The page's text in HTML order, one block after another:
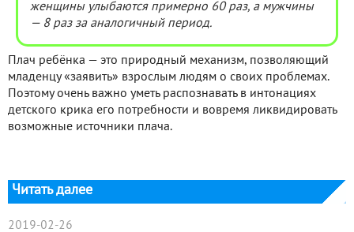
женщины улыбаются примерно 60 раз, а мужчины
— 8 раз за аналогичный период.
Плач ребёнка — это природный механизм, позволяющий
младенцу «заявить» взрослым людям о своих проблемах.
Поэтому очень важно уметь распознавать в интонациях
детского крика его потребности и вовремя ликвидировать
возможные источники плача.
Читать далее
2019-02-26